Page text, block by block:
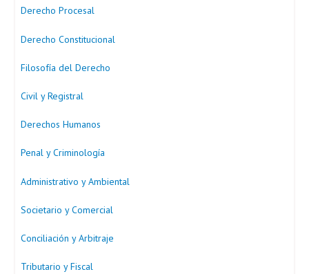
Derecho Procesal
Derecho Constitucional
Filosofía del Derecho
Civil y Registral
Derechos Humanos
Penal y Criminología
Administrativo y Ambiental
Societario y Comercial
Conciliación y Arbitraje
Tributario y Fiscal